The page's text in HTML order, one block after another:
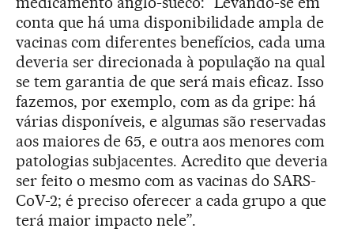
conta que há uma disponibilidade ampla de
vacinas com diferentes benefícios, cada uma
deveria ser direcionada à população na qual
se tem garantia de que será mais eficaz. Isso
fazemos, por exemplo, com as da gripe: há
várias disponíveis, e algumas são reservadas
aos maiores de 65, e outra aos menores com
patologias subjacentes. Acredito que deveria
ser feito o mesmo com as vacinas do SARS-
CoV-2; é preciso oferecer a cada grupo a que
terá maior impacto nele”.